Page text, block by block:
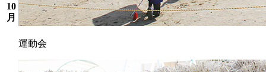
10
月
運動会